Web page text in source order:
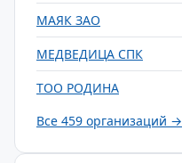
МАЯК ЗАО
МЕДВЕДИЦА СПК
ТОО РОДИНА
Все 459 организаций →